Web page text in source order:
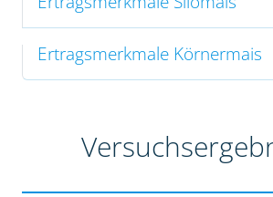
Ertragsmerkmale Körnermais